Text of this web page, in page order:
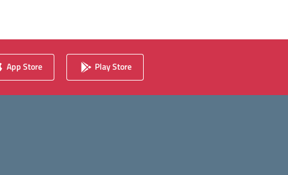
App Store Play Store